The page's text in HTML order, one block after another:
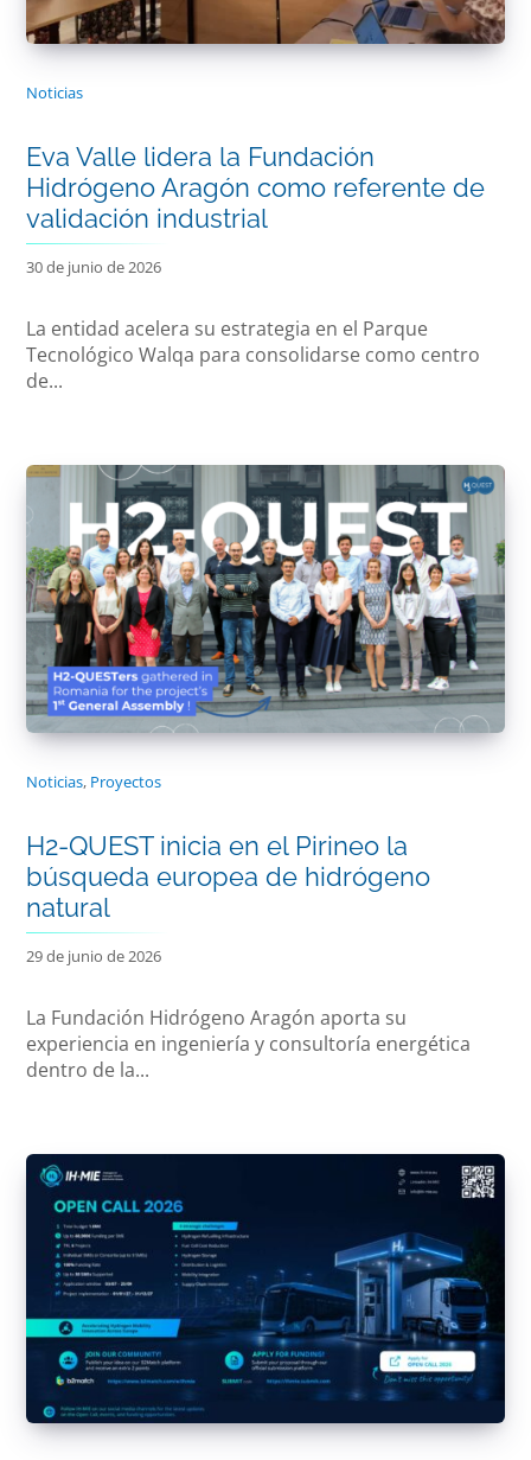
Noticias
Eva Valle lidera la Fundación
Hidrógeno Aragón como referente de
validación industrial
30 de junio de 2026
La entidad acelera su estrategia en el Parque
Tecnológico Walqa para consolidarse como centro
de...
Noticias, Proyectos
H2-QUEST inicia en el Pirineo la
búsqueda europea de hidrógeno
natural
29 de junio de 2026
La Fundación Hidrógeno Aragón aporta su
experiencia en ingeniería y consultoría energética
dentro de la...